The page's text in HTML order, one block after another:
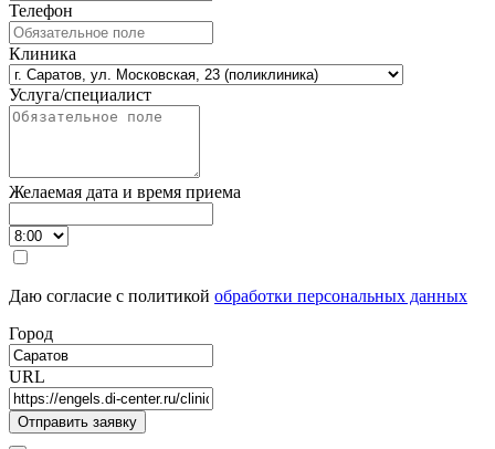
Телефон
Клиника
Услуга/специалист
Желаемая дата и время приема
Даю согласие с политикой обработки персональных данных
Город
URL